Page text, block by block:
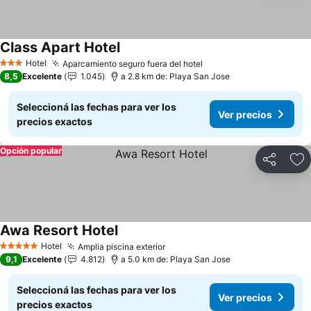
3 Estrellas
Hotel Aparcamiento seguro fuera del hotel
Class Apart Hotel
8,5 Excelente 1.045 a 2.8 km de: Playa San Jose
Seleccioná las fechas para ver los
precios exactos
Ver precios
Compartir
Opción popular
5 Estrellas Hotel Amplia piscina exterior
Awa Resort Hotel
9,1 Excelente 4.812 a 5.0 km de: Playa San Jose
Seleccioná las fechas para ver los
precios exactos
Ver precios